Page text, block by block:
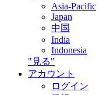
Asia-Pacific
Japan
中国
India
Indonesia
"見る"
アカウント
ログイン